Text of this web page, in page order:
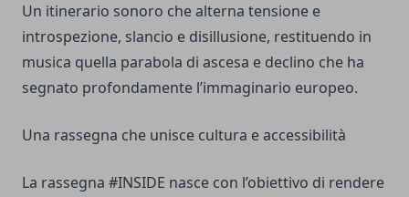
Un itinerario sonoro che alterna tensione e
introspezione, slancio e disillusione, restituendo in
musica quella parabola di ascesa e declino che ha
segnato profondamente l’immaginario europeo.
Una rassegna che unisce cultura e accessibilità
La rassegna #INSIDE nasce con l’obiettivo di rendere